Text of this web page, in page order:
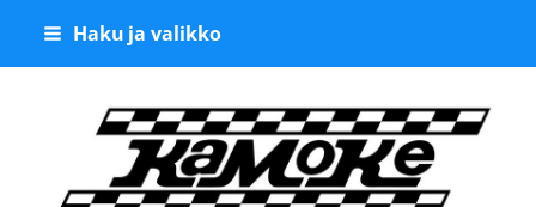
Siirry
Haku ja valikko
Kangasalan